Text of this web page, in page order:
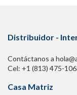
Distribuidor -
Contáctanos a
Cel: +1 (813) 475-
Casa Matriz